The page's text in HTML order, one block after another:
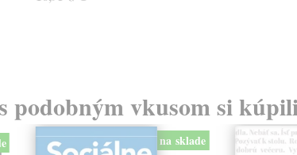
podobným vkusom si
na sklade